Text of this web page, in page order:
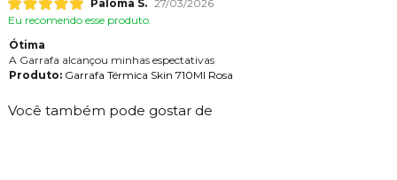
Paloma S. 27/03/2026
Eu recomendo esse produto.
Ótima
A Garrafa alcançou minhas espectativas
Produto:Garrafa Térmica Skin 710Ml Rosa
Você também pode gostar de